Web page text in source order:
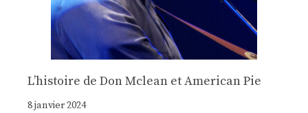
Lʼhistoire de Don Mclean et American Pie
8 janvier 2024